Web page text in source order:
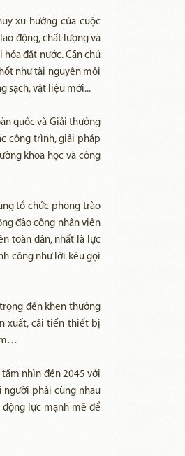
xu hướng của cuộc
động, chất lượng và
đất nước. Cần chú
như tài nguyên môi
sạch, vật liệu mới...
quốc và Giải thưởng
công trình, giải pháp
khoa học và công
tổ chức phong trào
đảo công nhân viên
toàn dân, nhất là lực
công như lời kêu gọi
đến khen thưởng
xuất, cải tiến thiết bị
nhìn đến 2045 với
người phải cùng nhau
lực mạnh mẽ để